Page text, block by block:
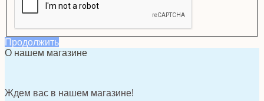
Продолжить
О нашем магазине
Ждем вас в нашем магазине!